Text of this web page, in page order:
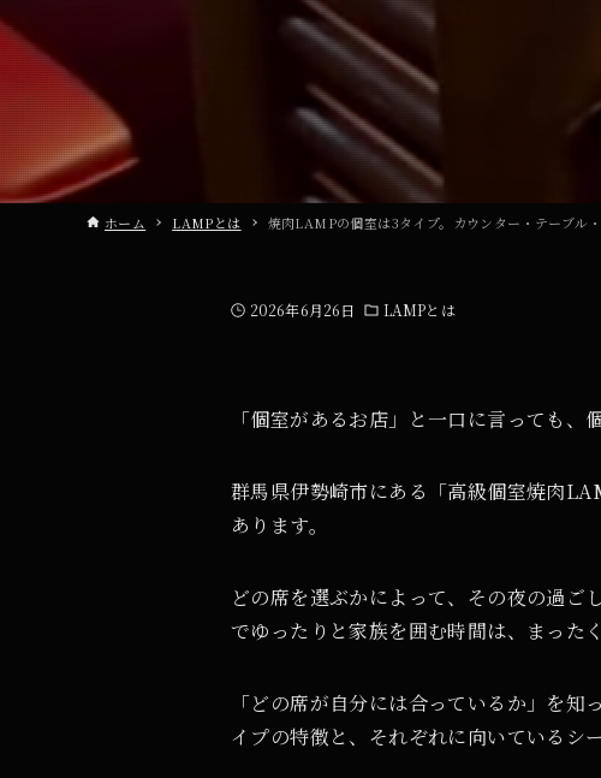
ホーム LAMPとは 焼肉LAMPの個室は3タイプ。カウンター・テーブル
2026年6月26日 LAMPとは
「個室があるお店」と一口に言っても、
群馬県伊勢崎市にある「高級個室焼肉
あります。
どの席を選ぶかによって、その夜の過
でゆったりと家族を囲む時間は、まった
「どの席が自分には合っているか」を
イプの特徴と、それぞれに向いているシ